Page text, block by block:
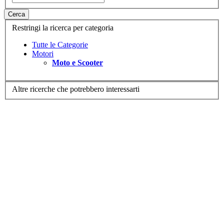
Cerca
Restringi la ricerca per categoria
Tutte le Categorie
Motori
Moto e Scooter
Altre ricerche che potrebbero interessarti